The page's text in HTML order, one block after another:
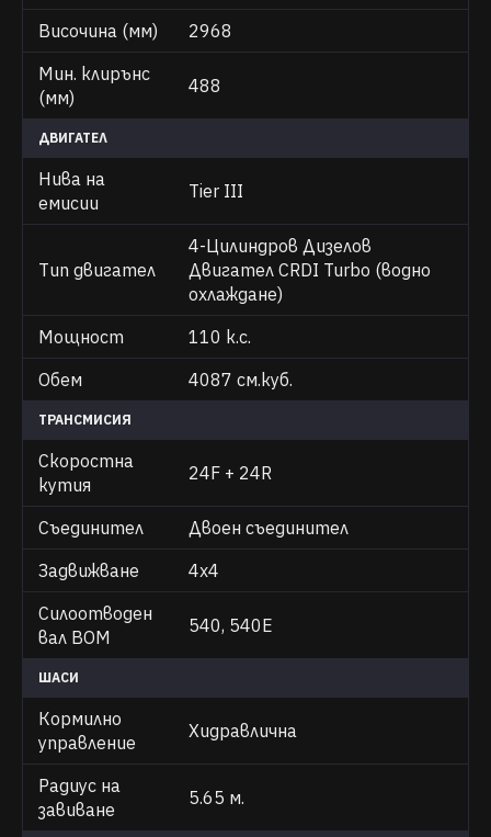
Височина (мм)
2968
Мин. клирънс
(мм)
488
ДВИГАТЕЛ
Нива на
емисии
Tier III
Тип двигател
4-Цилиндров Дизелов
Двигател CRDI Turbo (водно
охлаждане)
Мощност
110 к.с.
Обем
4087 см.куб.
ТРАНСМИСИЯ
Скоростна
кутия
24F + 24R
Съединител
Двоен съединител
Задвижване
4х4
Силоотводен
вал ВОМ
540, 540E
ШАСИ
Кормилно
управление
Хидравлична
Радиус на
завиване
5.65 м.